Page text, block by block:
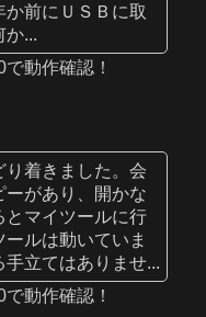
前にＵＳＢに取
か...
動作確認！
り着きました。会
があり、開かな
マイツールに行
ルは動いていま
立てはありませ...
動作確認！